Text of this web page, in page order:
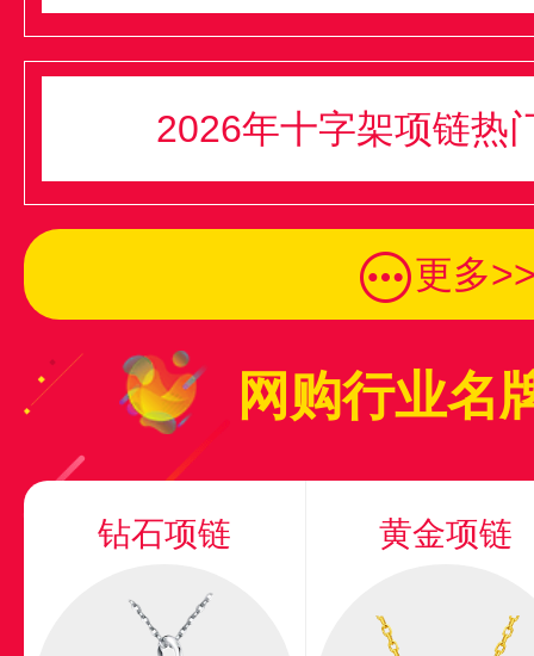
2026年十字架项链热
更多
网购行业名
钻石项链 黄金项链